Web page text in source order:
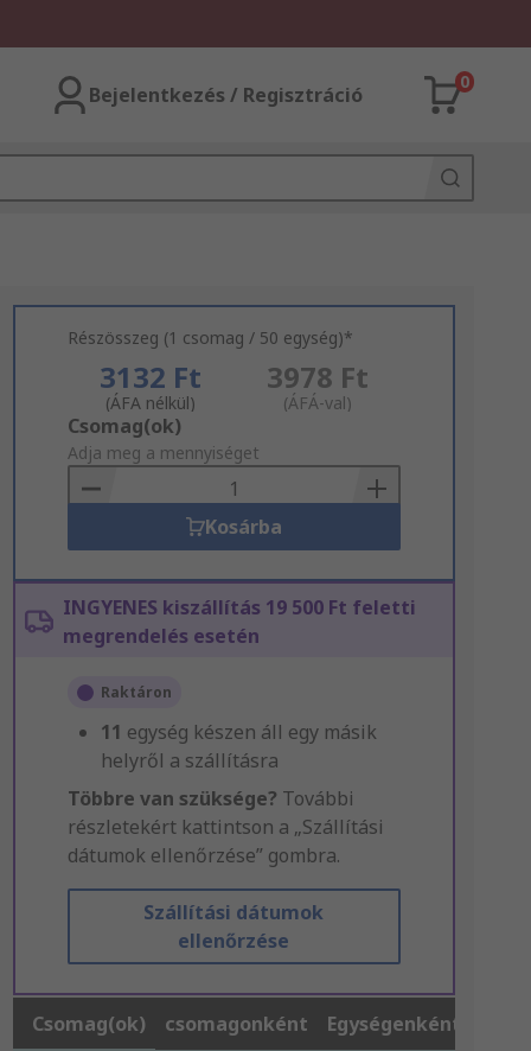
Bejelentkezés / Regisztráció
0
Részösszeg (1 csomag / 50 egység)*
3132 Ft
(ÁFA nélkül)
3978 Ft
(ÁFÁ-val)
Add
to
Basket
Csomag(ok)
Adja meg a mennyiséget
Kosárba
INGYENES kiszállítás 19 500 Ft feletti
megrendelés esetén
Raktáron
11 egység készen áll egy másik
helyről a szállításra
Többre van szüksége? További
részletekért kattintson a „Szállítási
dátumok ellenőrzése” gombra.
Szállítási dátumok
ellenőrzése
Csomag(ok) csomagonként Egységenként*